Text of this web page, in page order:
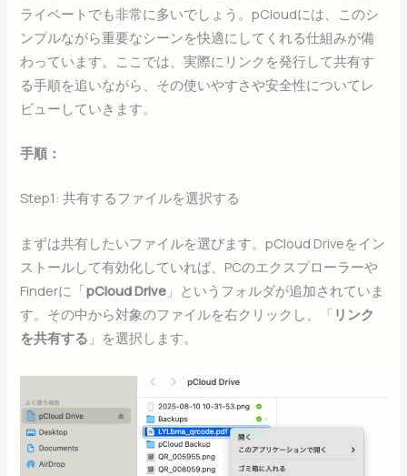
ライベートでも非常に多いでしょう。pCloudには、このシ
ンプルながら重要なシーンを快適にしてくれる仕組みが備
わっています。ここでは、実際にリンクを発行して共有す
る手順を追いながら、その使いやすさや安全性についてレ
ビューしていきます。
手順：
Step1: 共有するファイルを選択する
まずは共有したいファイルを選びます。pCloud Driveをイン
ストールして有効化していれば、PCのエクスプローラーや
Finderに「pCloud Drive 」というフォルダが追加されていま
す。その中から対象のファイルを右クリックし、「 リンク
を共有する 」を選択します。